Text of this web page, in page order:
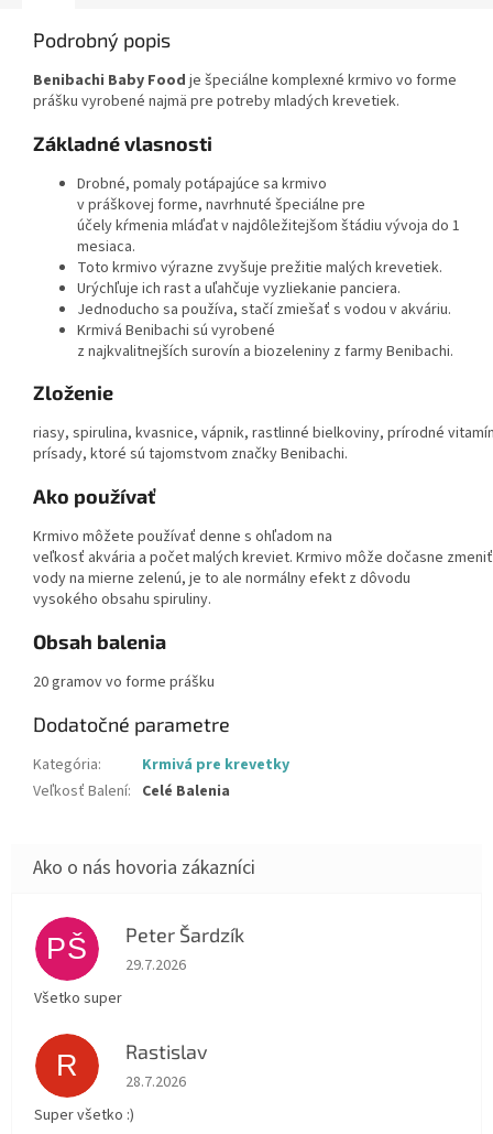
Podrobný popis
Benibachi Baby Food je špeciálne komplexné krmivo vo forme
prášku vyrobené najmä pre potreby mladých krevetiek.
Základné vlasnosti
Drobné, pomalypotápajúce sa krmivo
vpráškovej forme, navrhnuté špeciálne pre
účelykŕmenia mláďatvnajdôležitejšom štádiu vývoja do 1
mesiaca.
Toto krmivo výrazne zvyšuje prežitie malých krevetiek.
Urýchľuje ich rast a uľahčuje vyzliekanie panciera.
Jednoducho sa používa, stačízmiešať s vodou v akváriu.
Krmivá Benibachi sú vyrobené
z najkvalitnejších surovín a biozeleniny z farmyBenibachi.
Zloženie
riasy, spirulina, kvasnice, vápnik, rastlinné bielkoviny, prírodné
prísady, ktoré sú tajomstvom značkyBenibachi.
Ako používať
Krmivo môžete používať denne s ohľadom na
veľkosť akvária a početmalých kreviet. Krmivo môže dočasne
vodyna mierne zelenú, je to ale normálnyefekt z dôvodu
vysokého obsahu spiruliny.
Obsah balenia
20 gramov vo forme prášku
Dodatočné parametre
Kategória:
Krmivá pre krevetky
Veľkosť Balení: Celé Balenia
PŠ Peter Šardzík
Hodnotenie obchodu je 5 z 5 hviezdičiek.
29.7.2026
Všetko super
R Rastislav
Hodnotenie obchodu je 5 z 5 hviezdičiek.
28.7.2026
Super všetko :)